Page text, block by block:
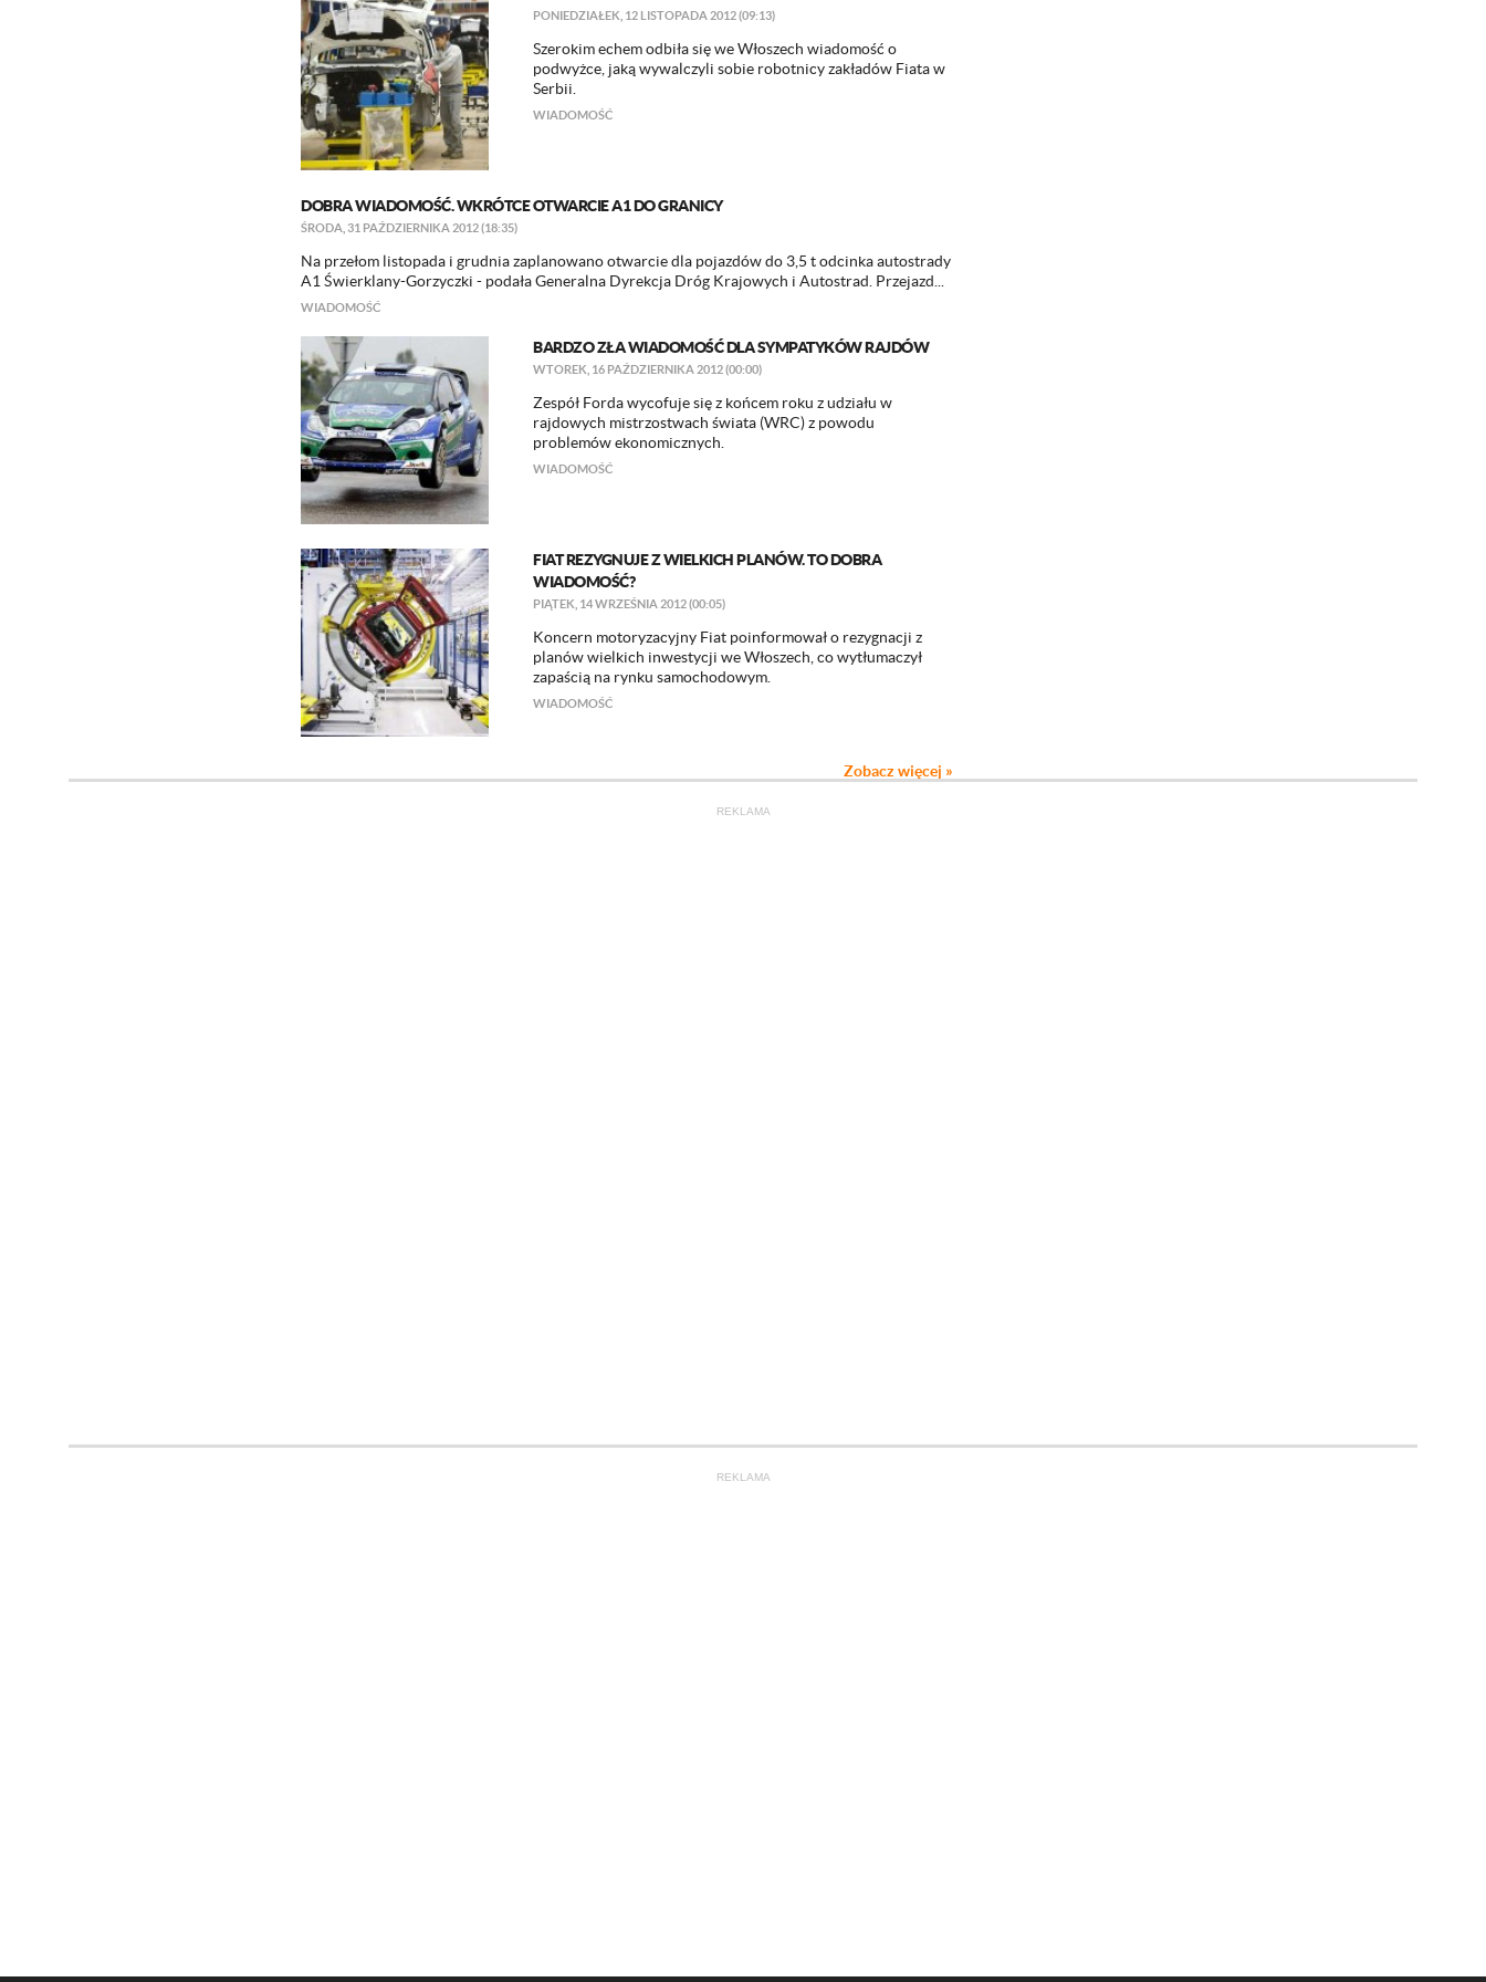
PONIEDZIAŁEK, 12 LISTOPADA 2012 (09:13)
Szerokim echem odbiła się we Włoszech wiadomość o
podwyżce, jaką wywalczyli sobie robotnicy zakładów Fiata w
Serbii.
WIADOMOŚĆ
DOBRA WIADOMOŚĆ. WKRÓTCE OTWARCIE A1 DO GRANICY
ŚRODA, 31 PAŹDZIERNIKA 2012 (18:35)
Na przełom listopada i grudnia zaplanowano otwarcie dla pojazdów do 3,5 t odcinka autostrady
A1 Świerklany-Gorzyczki - podała Generalna Dyrekcja Dróg Krajowych i Autostrad. Przejazd...
WIADOMOŚĆ
BARDZO ZŁA WIADOMOŚĆ DLA SYMPATYKÓW RAJDÓW
WTOREK, 16 PAŹDZIERNIKA 2012 (00:00)
Zespół Forda wycofuje się z końcem roku z udziału w
rajdowych mistrzostwach świata (WRC) z powodu
problemów ekonomicznych.
WIADOMOŚĆ
FIAT REZYGNUJE Z WIELKICH PLANÓW. TO DOBRA
WIADOMOŚĆ?
PIĄTEK, 14 WRZEŚNIA 2012 (00:05)
Koncern motoryzacyjny Fiat poinformował o rezygnacji z
planów wielkich inwestycji we Włoszech, co wytłumaczył
zapaścią na rynku samochodowym.
WIADOMOŚĆ
Zobacz więcej »
REKLAMA
REKLAMA